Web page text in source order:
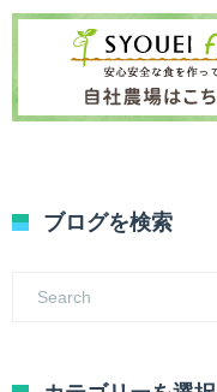
ブログを検索